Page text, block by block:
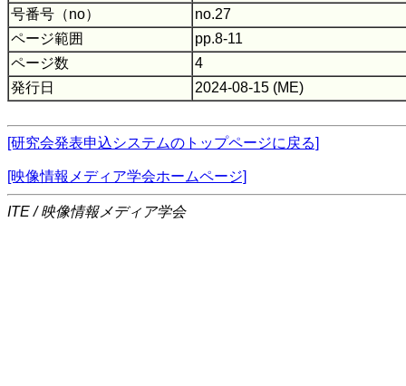
号番号（no）
no.27
ページ範囲
pp.8-11
ページ数
4
発行日
2024-08-15 (ME)
[研究会発表申込システムのトップページに戻る]
[映像情報メディア学会ホームページ]
ITE / 映像情報メディア学会